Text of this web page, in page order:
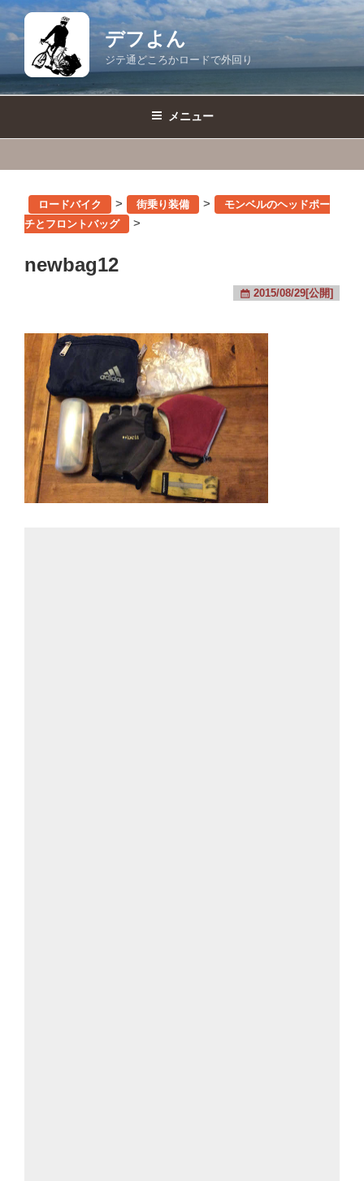
コ
ン
デフよん
ジテ通どころかロードで外回り
メニュー
ロードバイク > 街乗り装備 >
モンベルのヘッドポー
チとフロントバッグ
>
newbag12
2015/08/29[公開]